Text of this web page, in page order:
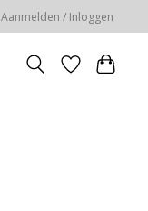
Aanmelden / Inloggen